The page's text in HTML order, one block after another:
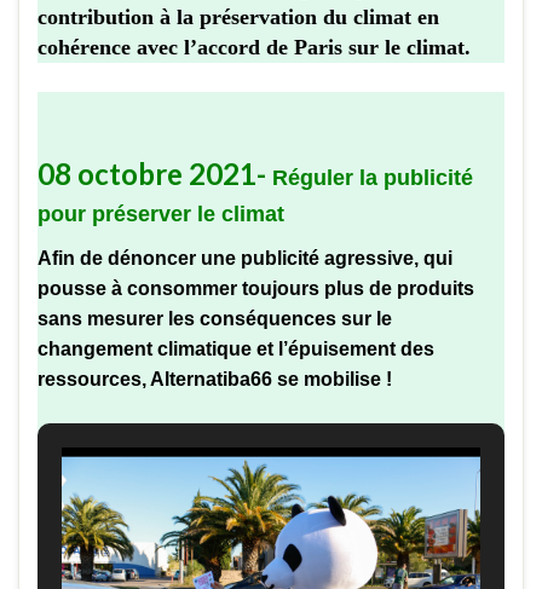
contribution à la préservation du climat en
cohérence avec l’accord de Paris sur le climat.
08 octobre 2021- Réguler la publicité
pour préserver le climat
Afin de dénoncer une publicité agressive, qui
pousse à consommer toujours plus de produits
sans mesurer les conséquences sur le
changement climatique et l’épuisement des
ressources, Alternatiba66 se mobilise !